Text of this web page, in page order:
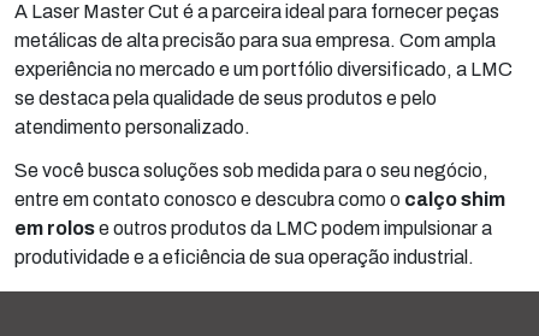
A Laser Master Cut é a parceira ideal para fornecer peças
metálicas de alta precisão para sua empresa. Com ampla
experiência no mercado e um portfólio diversificado, a LMC
se destaca pela qualidade de seus produtos e pelo
atendimento personalizado.
Se você busca soluções sob medida para o seu negócio,
entre em contato conosco e descubra como o calço shim
em rolose outros produtos da LMC podem impulsionar a
produtividade e a eficiência de sua operação industrial.